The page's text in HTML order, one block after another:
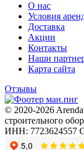
О нас
Условия
Доставка
Акции
Контакты
Наши
Карта сайта
Отзывы
© 2020-2026
строительного
ИНН: 7723624557